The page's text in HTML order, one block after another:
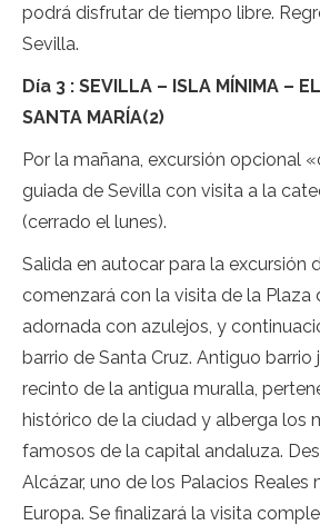
podrá disfrutar de tiempo libre.
Sevilla.
Día 3 : SEVILLA – ISLA MÍNIMA –
SANTA MARÍA(2)
Por la mañana, excursión opcional
guiada de Sevilla con visita a la
(cerrado el lunes).
Salida en autocar para la excursión
comenzará con la visita de la Plaza
adornada con azulejos, y
barrio de Santa Cruz. Antiguo barrio
recinto de la antigua muralla,
histórico de la ciudad y alberga los
famosos de la capital andaluza.
Alcázar, uno de los Palacios Reales
Europa. Se finalizará la visita